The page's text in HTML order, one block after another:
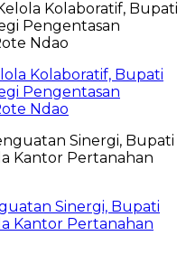
Kolaboratif, Bupati
Pengentasan
Ndao
Sinergi, Bupati
Kantor Pertanahan